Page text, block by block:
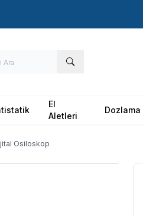
El
Aletleri
Dozlama
Osiloskop